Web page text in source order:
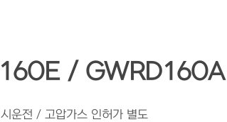
/ GWRD160A
운전 / 고압가스 인허가 별도